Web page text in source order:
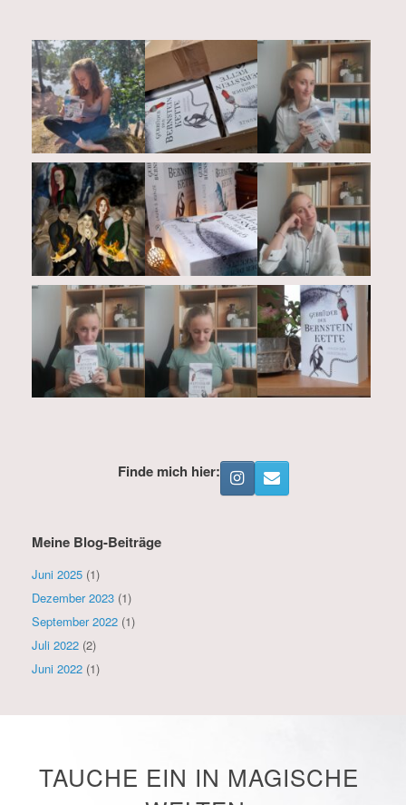
Finde mich hier:
Meine Blog-Beiträge
Juni 2025 (1)
Dezember 2023 (1)
September 2022 (1)
Juli 2022 (2)
Juni 2022 (1)
TAUCHE EIN IN MAGISCHE